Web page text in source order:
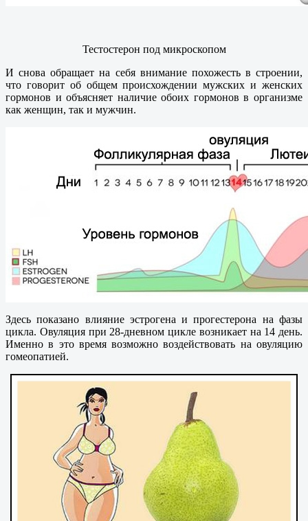
Тестостерон под микроскопом
И снова обращает на себя внимание похожесть в строении,
что говорит об общем происхождении мужских и женских
гормонов и объясняет наличие обоих гормонов в организме
как женщин, так и мужчин.
Здесь показано влияние эстрогена и прогестерона на фазы
цикла. Овуляция при 28-дневном цикле возникает на 14 день.
Именно в это время возможно воздействовать на овуляцию
гомеопатией.